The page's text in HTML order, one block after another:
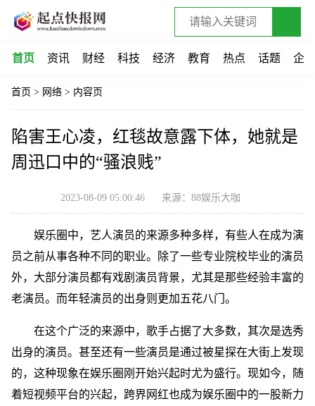
首页 资讯 财经 科技 经济 教育 热点 话题 企业
首页 > 网络 > 内容页
陷害王心凌，红毯故意露下体，她就是
周迅口中的“骚浪贱”
2023-08-09 05:00:46 来源：88娱乐大咖
娱乐圈中，艺人演员的来源多种多样，有些人在成为演
员之前从事各种不同的职业。除了一些专业院校毕业的演员
外，大部分演员都有戏剧演员背景，尤其是那些经验丰富的
老演员。而年轻演员的出身则更加五花八门。
在这个广泛的来源中，歌手占据了大多数，其次是选秀
出身的演员。甚至还有一些演员是通过被星探在大街上发现
的，这种现象在娱乐圈刚开始兴起时尤为盛行。现如今，随
着短视频平台的兴起，跨界网红也成为娱乐圈中的一股新力